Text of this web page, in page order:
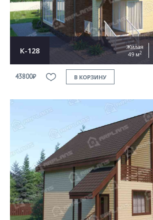
К-128
Жилая
49 м2
43800₽ В КОРЗИНУ